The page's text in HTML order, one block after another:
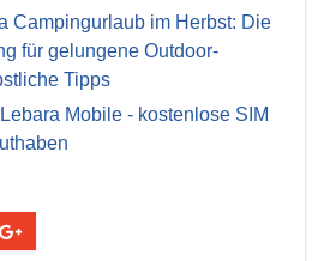
Campingurlaub im Herbst: Die
für gelungene Outdoor-
Tipps
Mobile - kostenlose SIM